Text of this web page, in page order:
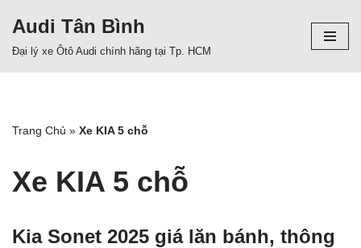
Audi Tân Bình
Đại lý xe Ôtô Audi chính hãng tại Tp. HCM
Trang Chủ » Xe KIA 5 chỗ
Xe KIA 5 chỗ
Kia Sonet 2025 giá lăn bánh, thông